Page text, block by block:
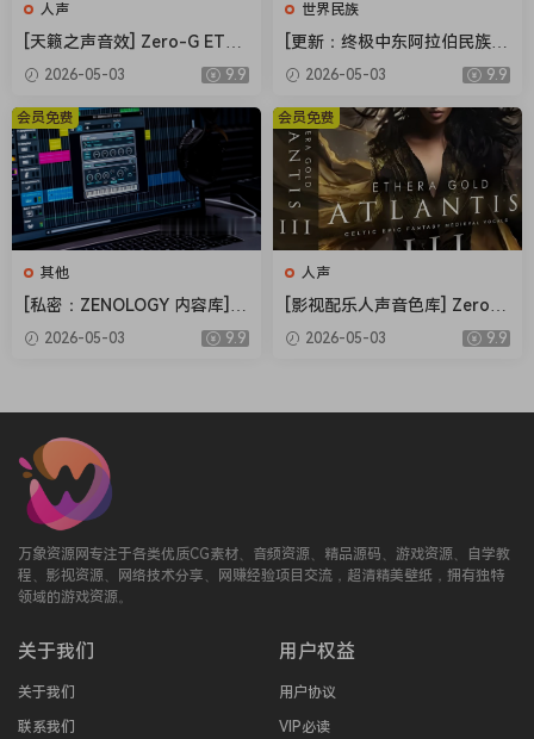
人声
[天籁之声音效] Zero-G ETHE
RA Gold Odyssey v1.0.2 [KO
2026-05-03 9.9
世界民族
[更新：终极中东阿拉伯民族管
弦乐音源合集] Strezov Samp
ling Arabian Ethnic Orchestr
a v1.1 [KONTAKT]（57.37G
B）
2026-05-03 9.9
其他
[私密：ZENOLOGY 内容库] R
oland Cloud ZENOLOGY Co
ntent v2026.04-R2R [WiN]
2026-05-03 9.9
会员免费
人声
[影视配乐人声音色库] Zero-G
Ethera Gold Atlantis 3 v3.5.
2 [KONTAKT]（34.2GB）
2026-05-03 9.9
会员免费
万象资源网专注于各类优质CG素材、音频资源、精品源码、游戏资源、自学教
程、影视资源、网络技术分享、网赚经验项目交流，超清精美壁纸，拥有独特
领域的游戏资源。
关于我们
关于我们
联系我们
用户权益
用户协议
VIP必读